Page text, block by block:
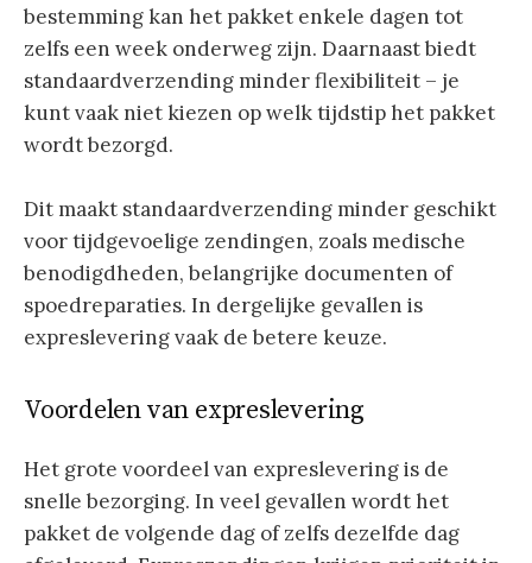
bestemming kan het pakket enkele dagen tot
zelfs een week onderweg zijn. Daarnaast biedt
standaardverzending minder flexibiliteit – je
kunt vaak niet kiezen op welk tijdstip het pakket
wordt bezorgd.
Dit maakt standaardverzending minder geschikt
voor tijdgevoelige zendingen, zoals medische
benodigdheden, belangrijke documenten of
spoedreparaties. In dergelijke gevallen is
expreslevering vaak de betere keuze.
Voordelen van expreslevering
Het grote voordeel van expreslevering is de
snelle bezorging. In veel gevallen wordt het
pakket de volgende dag of zelfs dezelfde dag